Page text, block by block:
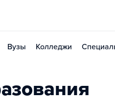
Вузы Колледжи